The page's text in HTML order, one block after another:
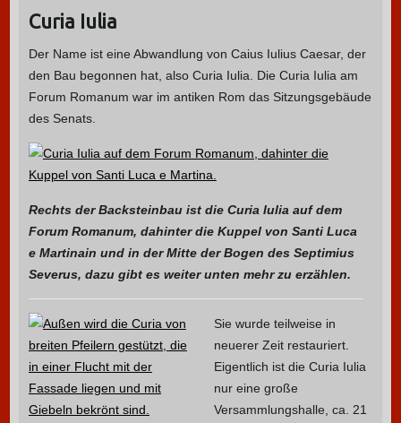
Curia Iulia
Der Name ist eine Abwandlung von Caius Iulius Caesar, der
den Bau begonnen hat, also Curia Iulia. Die Curia Iulia am
Forum Romanum war im antiken Rom das Sitzungsgebäude
des Senats.
Rechts der Backsteinbau ist die Curia Iulia auf dem
Forum Romanum, dahinter die Kuppel von Santi Luca
e Martinain und in der Mitte der Bogen des Septimius
Severus, dazu gibt es weiter unten mehr zu erzählen.
Sie wurde teilweise in
neuerer Zeit restauriert.
Eigentlich ist die Curia Iulia
nur eine große
Versammlungshalle, ca. 21